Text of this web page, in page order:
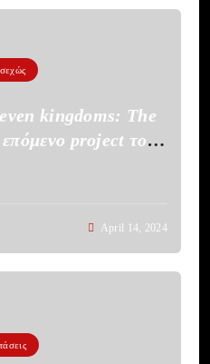
kingdoms: The
project του
April 14, 2024